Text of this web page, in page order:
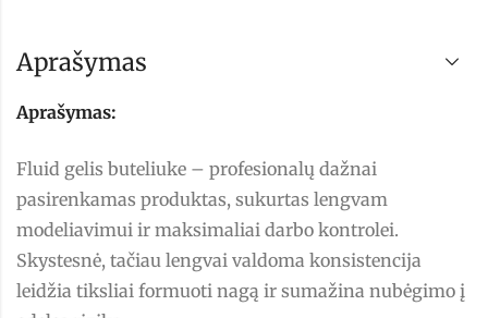
Aprašymas
Aprašymas:
Fluid gelis buteliuke – profesionalų dažnai
pasirenkamas produktas, sukurtas lengvam
modeliavimui ir maksimaliai darbo kontrolei.
Skystesnė, tačiau lengvai valdoma konsistencija
leidžia tiksliai formuoti nagą ir sumažina nubėgimo į